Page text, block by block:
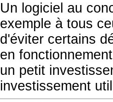
Un logiciel au
exemple à tous
d'éviter certains
en
un petit
investissement